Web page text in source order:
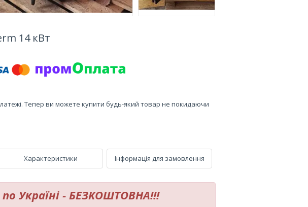
14 кВт
Тепер ви можете купити будь-який товар не покидаючи
Характеристики Інформація для замовлення
Україні - БЕЗКОШТОВНА!!!